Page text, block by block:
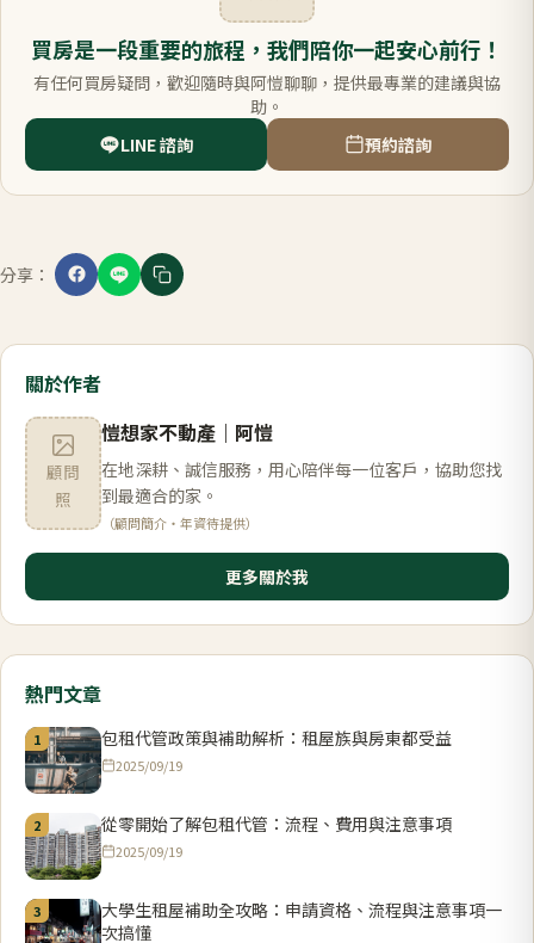
買房是一段重要的旅程，我們陪你一起安心前行！
有任何買房疑問，歡迎隨時與阿愷聊聊，提供最專業的建議與協
助。
LINE 諮詢
預約諮詢
分享：
關於作者
顧問
照
愷想家不動產 ｜ 阿愷
在地深耕、誠信服務，用心陪伴每一位客戶，協助您找
到最適合的家。
（顧問簡介・年資待提供）
更多關於我
熱門文章
1 包租代管政策與補助解析：租屋族與房東都受益
2025/09/19
2 從零開始了解包租代管：流程、費用與注意事項
2025/09/19
3
大學生租屋補助全攻略：申請資格、流程與注意事項一
次搞懂